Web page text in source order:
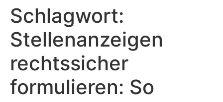
Zum
Inhalt
springen
Schlagwort:
Stellenanzeigen
rechtssicher
formulieren: So